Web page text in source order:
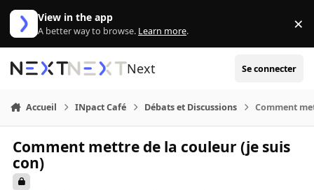
Aller au contenu
View in the app
A better way to browse. Learn more. ×
Next Se connecter
Accueil INpact Café Débats et Discussions Comment
Comment mettre de la couleur (je suis
con)